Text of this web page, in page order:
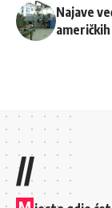
Najave
//